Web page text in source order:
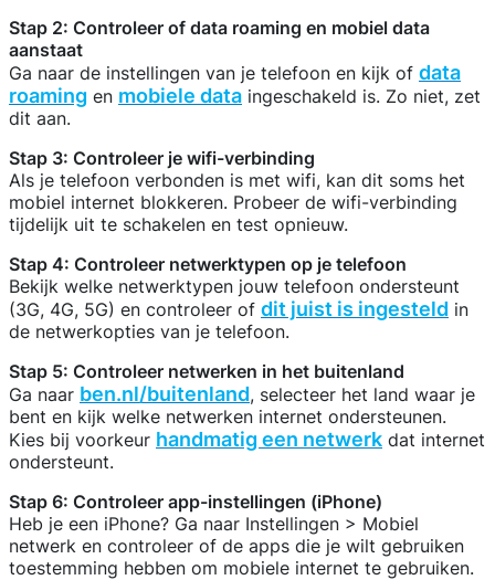
Stap 2: Controleer of data roaming en mobiel data
aanstaat
Ga naar de instellingen van je telefoon en kijk of data
roaming en mobiele data ingeschakeld is. Zo niet, zet
dit aan.
Stap 3: Controleer je wifi-verbinding
Als je telefoon verbonden is met wifi, kan dit soms het
mobiel internet blokkeren. Probeer de wifi-verbinding
tijdelijk uit te schakelen en test opnieuw.
Stap 4: Controleer netwerktypen op je telefoon
Bekijk welke netwerktypen jouw telefoon ondersteunt
(3G, 4G, 5G) en controleer of dit juist is ingesteld in
de netwerkopties van je telefoon.
Stap 5: Controleer netwerken in het buitenland
Ga naar ben.nl/buitenland, selecteer het land waar je
bent en kijk welke netwerken internet ondersteunen.
Kies bij voorkeur handmatig een netwerk dat internet
ondersteunt.
Stap 6: Controleer app-instellingen (iPhone)
Heb je een iPhone? Ga naar Instellingen > Mobiel
netwerk en controleer of de apps die je wilt gebruiken
toestemming hebben om mobiele internet te gebruiken.